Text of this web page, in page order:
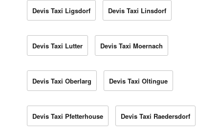
Devis Taxi Ligsdorf Devis Taxi Linsdorf
Devis Taxi Lutter Devis Taxi Moernach
Devis Taxi Oberlarg Devis Taxi Oltingue
Devis Taxi Pfetterhouse Devis Taxi Raedersdorf